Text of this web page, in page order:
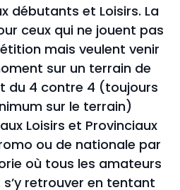
débutants et Loisirs. La
ceux qui ne jouent pas
mais veulent venir
sur un terrain de
du 4 contre 4 (toujours
sur le terrain)
Loisirs et Provinciaux
ou de nationale par
où tous les amateurs
retrouver en tentant